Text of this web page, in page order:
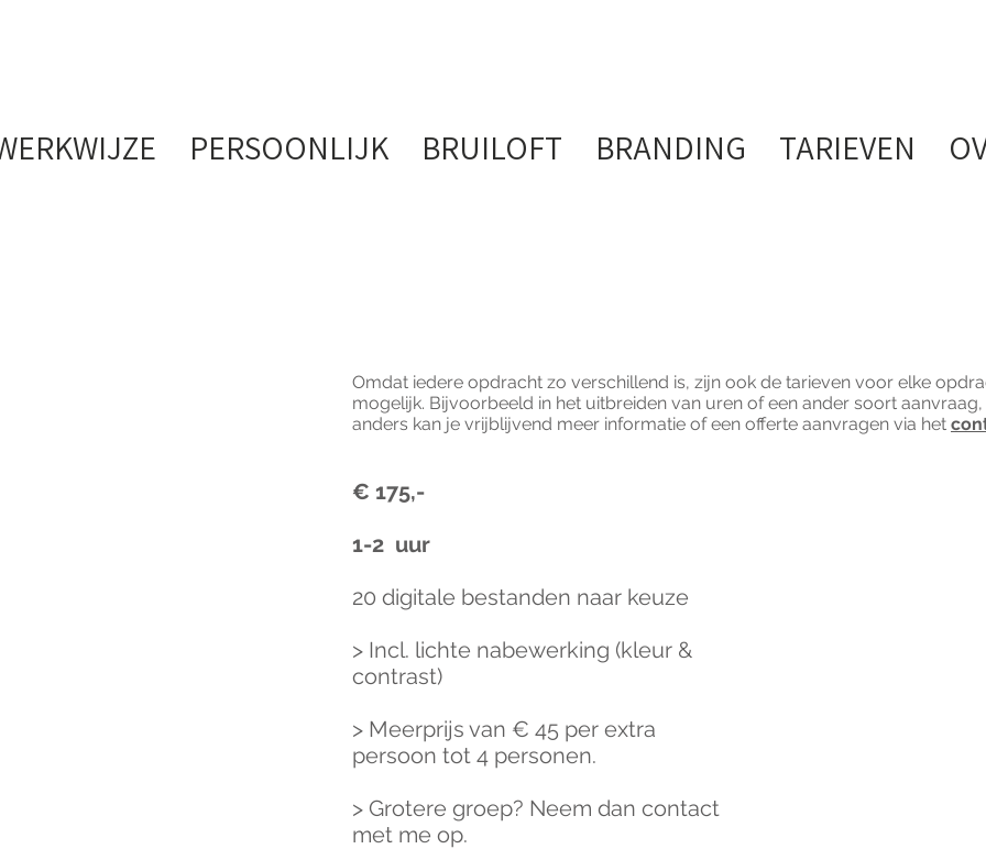
PERSOONLIJK BRUILOFT BRANDING TARIEVEN
Omdat iedere opdracht zo verschillend is, zijn ook de tarieven voor elke
mogelijk. Bijvoorbeeld in het uitbreiden van uren of een ander soort
anders kan je vrijblijvend meer informatie of een offerte aanvragen via het
€ 175,-
1-2 uur
20 digitale bestanden naar keuze
> Incl. lichte nabewerking (kleur &
contrast)
> Meerprijs van € 45 per extra
persoon tot 4 personen.
> Grotere groep? Neem dan contact
met me op.